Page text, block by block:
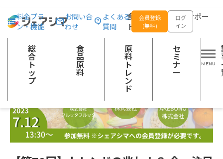
食品の企画開発をサポー
トする
料金プラ
ン・機能
お問い合
わせ
よくある
質問
会員登録
(無料)
ログ
イン
総
合
ト
ッ
プ
食
品
原
料
原
料
ト
レ
ン
ド
セ
ミ
ナ
ー
総合トップ セミナー 【第30回】トレンドの兆し！？ 今、注目され